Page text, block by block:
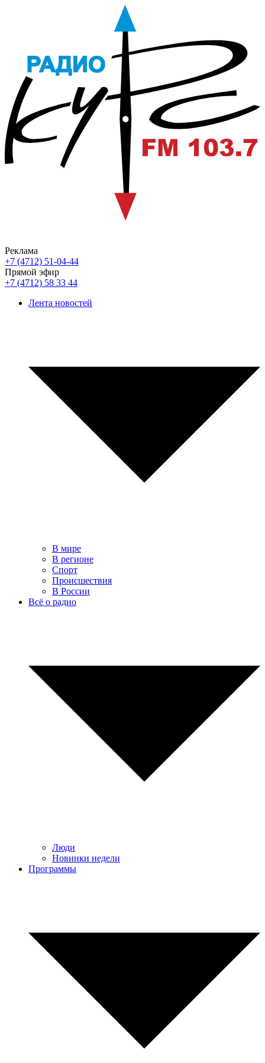
Реклама
+7 (4712) 51-04-44
Прямой эфир
+7 (4712) 58 33 44
Лента новостей
В мире
В регионе
Спорт
Происшествия
В России
Всё о радио
Люди
Новинки недели
Программы